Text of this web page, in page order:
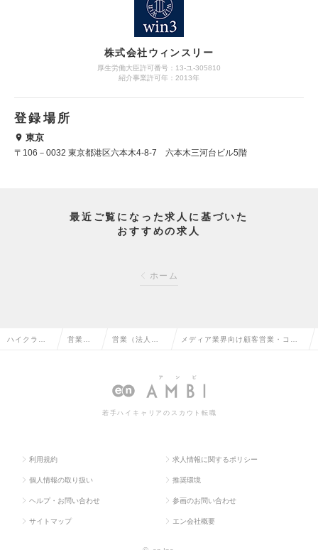
株式会社ウィンスリー
厚生労働大臣許可番号：13-ユ-305810
紹介事業許可年：2013年
登録場所
東京
〒106－0032 東京都港区六本木4-8-7 六本木三河台ビル5階
最近ご覧になった求人に基づいた
おすすめの求人
ホーム
ハイクラス 営業系 営業（法人向 メディア業界向け顧客営業・コン
若手ハイキャリアのスカウト転職
利用規約 求人情報に関するポリシー
個人情報の取り扱い 推奨環境
ヘルプ・お問い合わせ 参画のお問い合わせ
サイトマップ エン会社概要